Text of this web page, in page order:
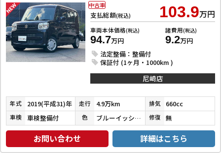
支払総額(税込) 103.9万円
車両本体価格(税込)
94.7万円
諸費用(税込)
9.2万円
法定整備：整備付
保証付 (1ヶ月・1000km )
中古車
尼崎店
年式 2019(平成31)年 走行 4.9万km 排気 660cc
車検 車検整備付 色 ブルーイッシュブラックパール３ 修復 無
お問い合わせ 詳細はこちら